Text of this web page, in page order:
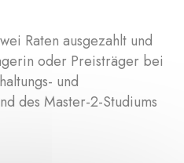
Raten ausgezahlt und
oder Preisträger bei
und
des Master-2-Studiums